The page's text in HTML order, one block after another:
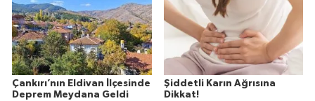
Çankırı’nın Eldivan İlçesinde
Deprem Meydana Geldi
Şiddetli Karın Ağrısına
Dikkat!